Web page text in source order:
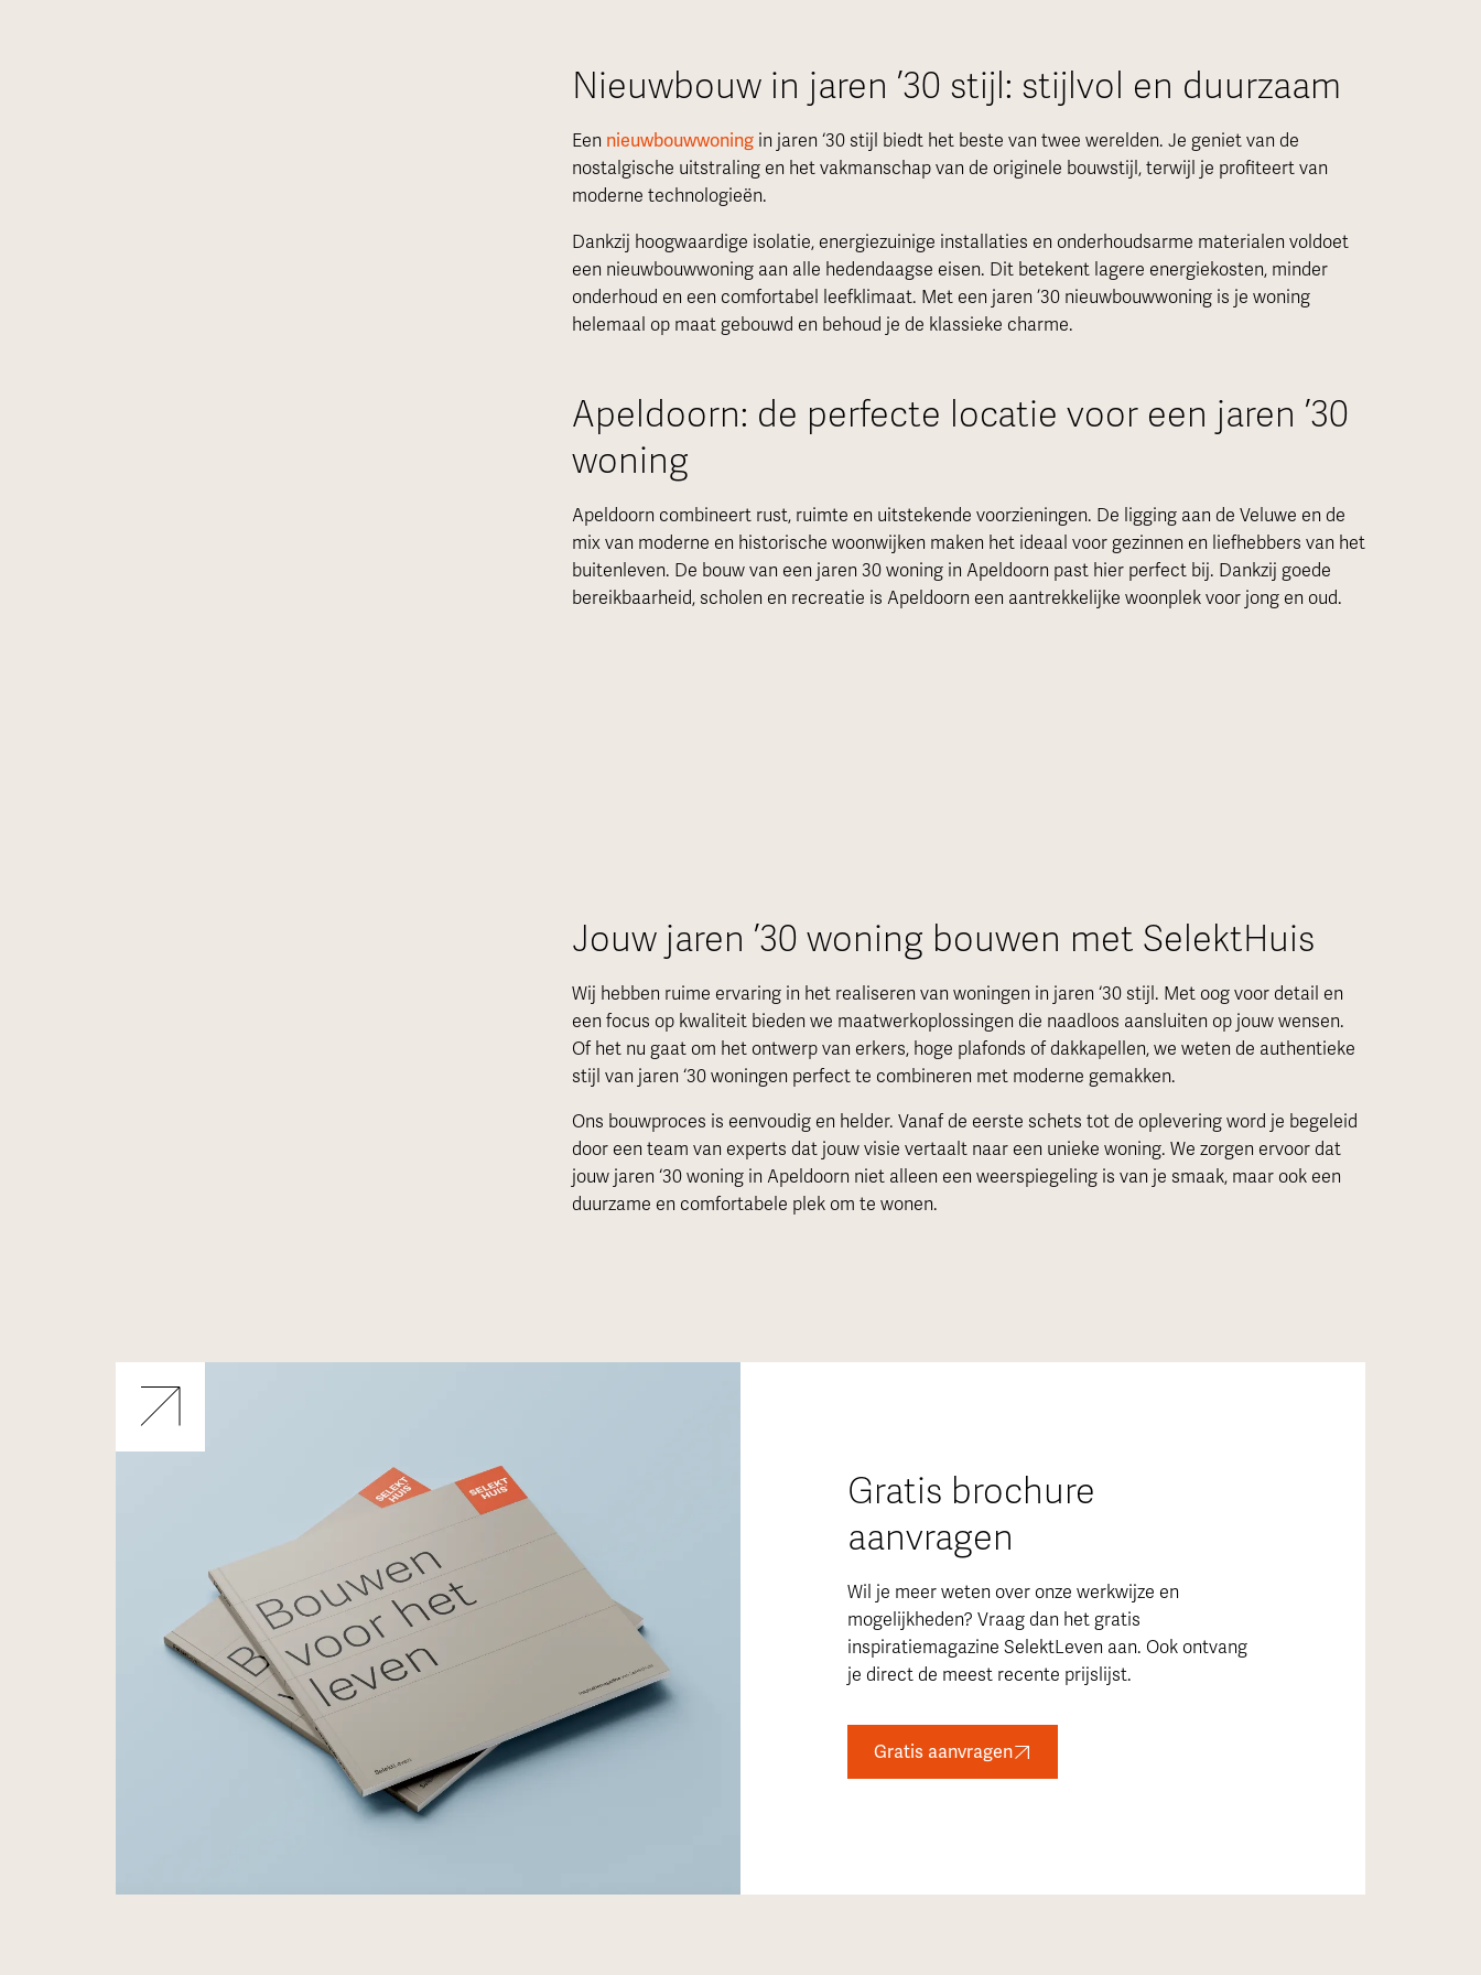
Nieuwbouw in jaren ’30 stijl: stijlvol en duurzaam
Een nieuwbouwwoningin jaren ‘30 stijl biedt het beste van twee werelden. Je geniet van de
nostalgische uitstraling en het vakmanschap van de originele bouwstijl, terwijl je profiteert van
moderne technologieën.
Dankzij hoogwaardige isolatie, energiezuinige installaties en onderhoudsarme materialen voldoet
een nieuwbouwwoning aan alle hedendaagse eisen. Dit betekent lagere energiekosten, minder
onderhoud en een comfortabel leefklimaat. Met een jaren ’30 nieuwbouwwoning is je woning
helemaal op maat gebouwd en behoud je de klassieke charme.
Apeldoorn: de perfecte locatie voor een jaren ’30
woning
Apeldoorn combineert rust, ruimte en uitstekende voorzieningen. De ligging aan de Veluwe en de
mix van moderne en historische woonwijken maken het ideaal voor gezinnen en liefhebbers van het
buitenleven. De bouw van een jaren 30 woning in Apeldoorn past hier perfect bij. Dankzij goede
bereikbaarheid, scholen en recreatie is Apeldoorn een aantrekkelijke woonplek voor jong en oud.
Jouw jaren ’30 woning bouwen met SelektHuis
Wij hebben ruime ervaring in het realiseren van woningen in jaren ‘30 stijl. Met oog voor detail en
een focus op kwaliteit bieden we maatwerkoplossingen die naadloos aansluiten op jouw wensen.
Of het nu gaat om het ontwerp van erkers, hoge plafonds of dakkapellen, we weten de authentieke
stijl van jaren ‘30 woningen perfect te combineren met moderne gemakken.
Ons bouwproces is eenvoudig en helder. Vanaf de eerste schets tot de oplevering word je begeleid
door een team van experts dat jouw visie vertaalt naar een unieke woning. We zorgen ervoor dat
jouw jaren ‘30 woning in Apeldoorn niet alleen een weerspiegeling is van je smaak, maar ook een
duurzame en comfortabele plek om te wonen.
Gratis brochure
aanvragen
Wil je meer weten over onze werkwijze en
mogelijkheden? Vraag dan het gratis
inspiratiemagazine SelektLeven aan. Ook ontvang
je direct de meest recente prijslijst.
Gratis aanvragen